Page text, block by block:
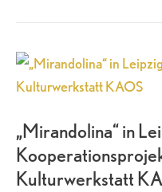
„Mirandolina“ in
Kulturwerkstatt
„Mirandolina“
in
Kooperationsprojekt
mit
der